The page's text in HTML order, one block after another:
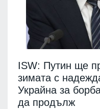
ISW: Путин ще
зимата с
Украйна за
да продълж